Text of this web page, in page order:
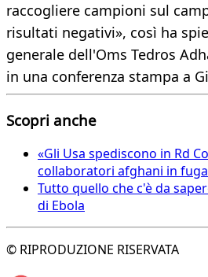
raccogliere campioni sul
risultati negativi», così ha
generale dell'Oms Tedros
in una conferenza stampa a
Scopri anche
«Gli Usa spediscono in Rd
collaboratori afghani in
Tutto quello che c'è da
di Ebola
© RIPRODUZIONE RISERVATA